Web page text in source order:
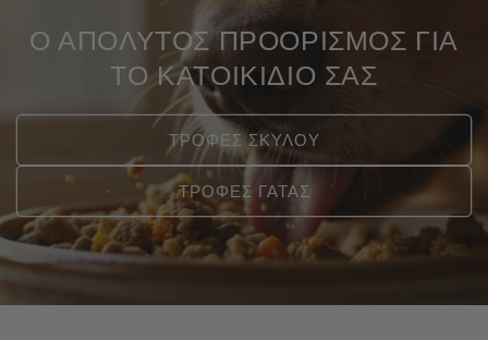
Ο ΑΠΟΛΥΤΟΣ ΠΡΟΟΡΙΣΜΟΣ ΓΙΑ
ΤΟ ΚΑΤΟΙΚΙΔΙΟ ΣΑΣ
ΤΡΟΦΕΣ ΣΚΥΛΟΥ
ΤΡΟΦΕΣ ΓΑΤΑΣ